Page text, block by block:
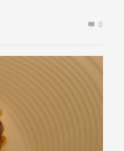
0